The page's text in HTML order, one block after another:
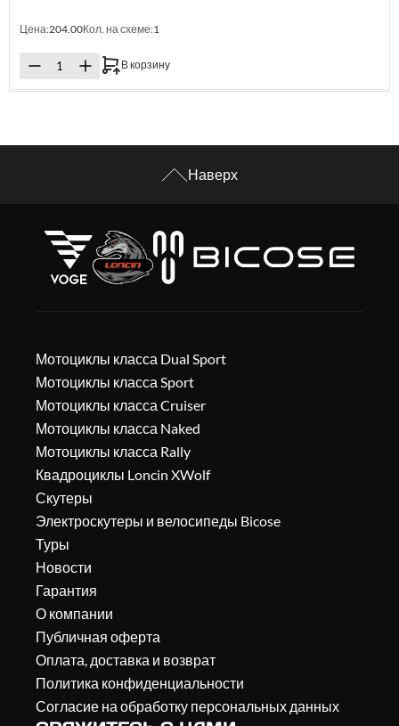
Цена:204.00Кол. на схеме:1
В корзину
Наверх
Мотоциклы класса Dual Sport
Мотоциклы класса Sport
Мотоциклы класса Cruiser
Мотоциклы класса Naked
Мотоциклы класса Rally
Квадроциклы Loncin XWolf
Скутеры
Электроскутеры и велосипеды Bicose
Туры
Новости
Гарантия
О компании
Публичная оферта
Оплата, доставка и возврат
Политика конфиденциальности
Согласие на обработку персональных данных